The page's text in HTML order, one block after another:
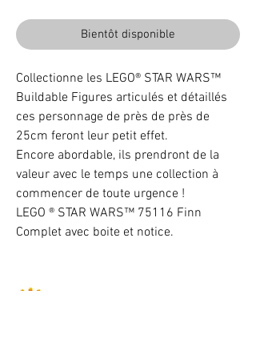
Bientôt disponible
Collectionne les LEGO® STAR WARS™
Buildable Figures articulés et détaillés
ces personnage de près de près de
25cm feront leur petit effet.
Encore abordable, ils prendront de la
valeur avec le temps une collection à
commencer de toute urgence !
LEGO ® STAR WARS™ 75116 Finn
Complet avec boite et notice.